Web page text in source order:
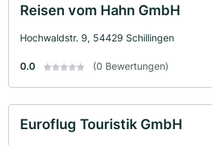
Reisen vom Hahn GmbH
Hochwaldstr. 9, 54429 Schillingen
0.0 (0 Bewertungen)
Euroflug Touristik GmbH